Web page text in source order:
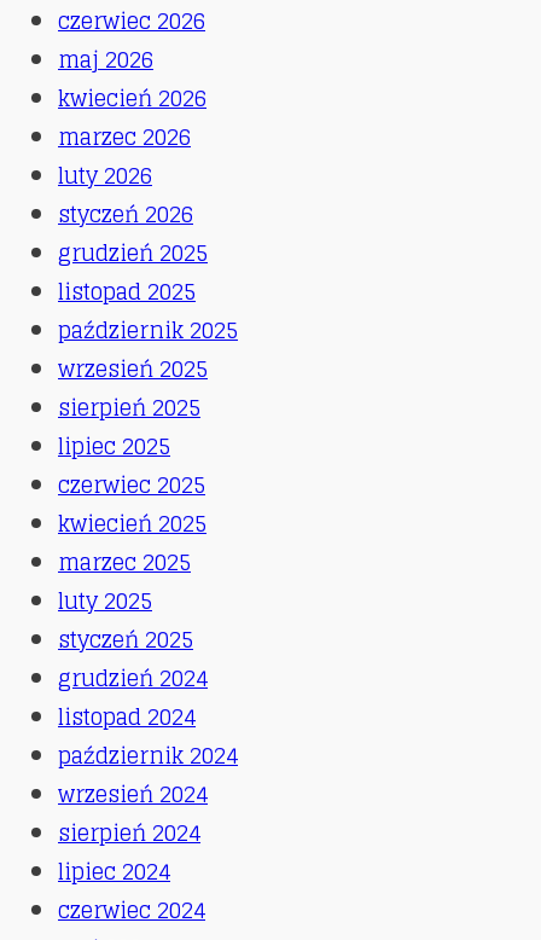
czerwiec 2026
maj 2026
kwiecień 2026
marzec 2026
luty 2026
styczeń 2026
grudzień 2025
listopad 2025
październik 2025
wrzesień 2025
sierpień 2025
lipiec 2025
czerwiec 2025
kwiecień 2025
marzec 2025
luty 2025
styczeń 2025
grudzień 2024
listopad 2024
październik 2024
wrzesień 2024
sierpień 2024
lipiec 2024
czerwiec 2024